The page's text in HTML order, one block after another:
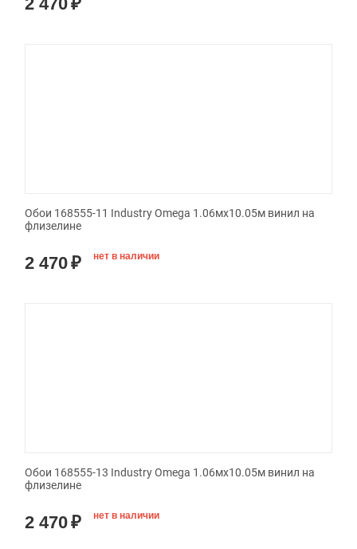
Обои 168555-11 Industry Omega 1.06мx10.05м винил на
флизелине
2 470₽ нет в наличии
Обои 168555-13 Industry Omega 1.06мx10.05м винил на
флизелине
2 470₽ нет в наличии